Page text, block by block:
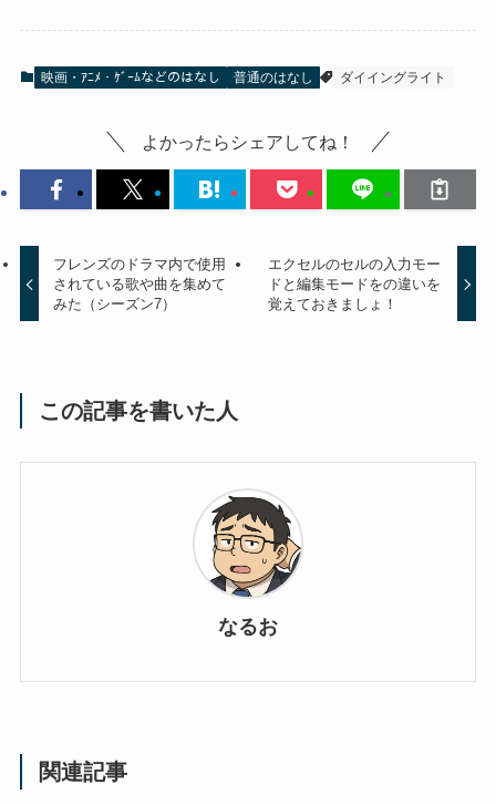
映画・ｱﾆﾒ・ｹﾞｰﾑなどのはなし 普通のはなし ダイイングライト
よかったらシェアしてね！
フレンズのドラマ内で使用
されている歌や曲を集めて
みた（シーズン7）
エクセルのセルの入力モー
ドと編集モードをの違いを
覚えておきましょ！
この記事を書いた人
なるお
関連記事